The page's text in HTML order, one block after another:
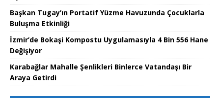
Başkan Tugay’ın Portatif Yüzme Havuzunda Çocuklarla
Buluşma Etkinliği
İzmir’de Bokaşi Kompostu Uygulamasıyla 4 Bin 556 Hane
Değişiyor
Karabağlar Mahalle Şenlikleri Binlerce Vatandaşı Bir
Araya Getirdi